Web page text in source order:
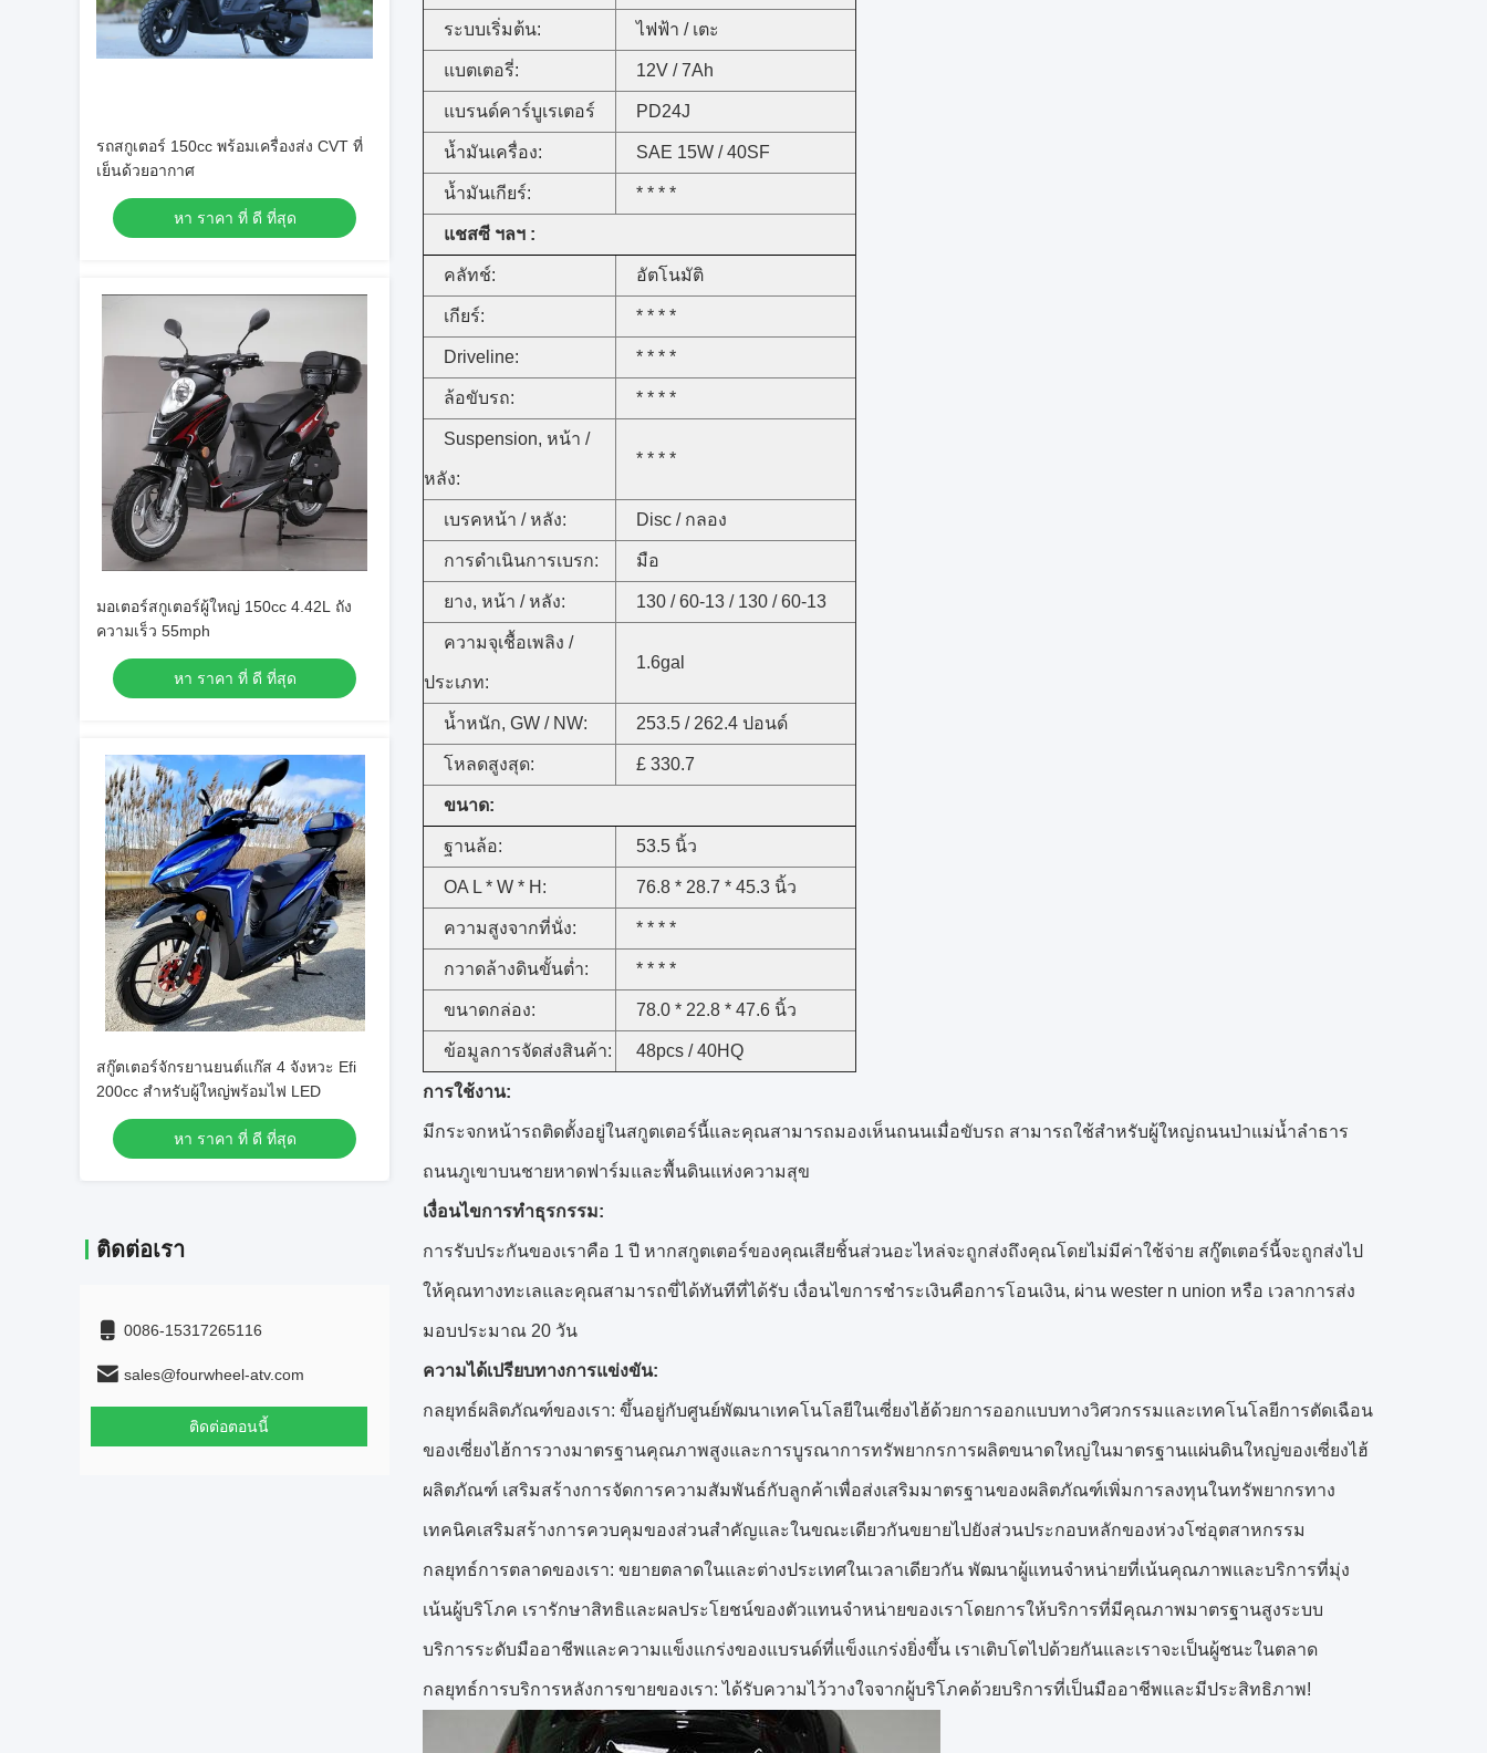
รถสกูเตอร์ 150cc พร้อมเครื่องส่ง CVT ที่
เย็นด้วยอากาศ
หา ราคา ที่ ดี ที่สุด
มอเตอร์สกูเตอร์ผู้ใหญ่ 150cc 4.42L ถัง
ความเร็ว 55mph
หา ราคา ที่ ดี ที่สุด
สกู๊ตเตอร์จักรยานยนต์แก๊ส 4 จังหวะ Efi
200cc สำหรับผู้ใหญ่พร้อมไฟ LED
หา ราคา ที่ ดี ที่สุด
ติดต่อเรา
0086-15317265116
sales@fourwheel-atv.com
ติดต่อตอนนี้
ระบบเริ่มต้น: ไฟฟ้า / เตะ
แบตเตอรี่: 12V / 7Ah
แบรนด์คาร์บูเรเตอร์ PD24J
น้ำมันเครื่อง: SAE 15W / 40SF
น้ำมันเกียร์: * * * *
แชสซี ฯลฯ :
คลัทช์: อัตโนมัติ
เกียร์: * * * *
Driveline: * * * *
ล้อขับรถ: * * * *
Suspension, หน้า /
หลัง:
* * * *
เบรคหน้า / หลัง: Disc / กลอง
การดำเนินการเบรก: มือ
ยาง, หน้า / หลัง: 130 / 60-13 / 130 / 60-13
ความจุเชื้อเพลิง /
ประเภท:
1.6gal
น้ำหนัก, GW / NW: 253.5 / 262.4 ปอนด์
โหลดสูงสุด: £ 330.7
ขนาด:
ฐานล้อ: 53.5 นิ้ว
OA L * W * H: 76.8 * 28.7 * 45.3 นิ้ว
ความสูงจากที่นั่ง: * * * *
กวาดล้างดินขั้นต่ำ: * * * *
ขนาดกล่อง: 78.0 * 22.8 * 47.6 นิ้ว
ข้อมูลการจัดส่งสินค้า: 48pcs / 40HQ
การใช้งาน:
มีกระจกหน้ารถติดตั้งอยู่ในสกูตเตอร์นี้และคุณสามารถมองเห็นถนนเมื่อขับรถ สามารถใช้สำหรับผู้ใหญ่ถนนป่าแม่น้ำลำธาร
ถนนภูเขาบนชายหาดฟาร์มและพื้นดินแห่งความสุข
เงื่อนไขการทำธุรกรรม:
การรับประกันของเราคือ 1 ปี หากสกูตเตอร์ของคุณเสียชิ้นส่วนอะไหล่จะถูกส่งถึงคุณโดยไม่มีค่าใช้จ่าย สกู๊ตเตอร์นี้จะถูกส่งไป
ให้คุณทางทะเลและคุณสามารถขี่ได้ทันทีที่ได้รับ เงื่อนไขการชำระเงินคือการโอนเงิน, ผ่าน wester n union หรือ เวลาการส่ง
มอบประมาณ 20 วัน
ความได้เปรียบทางการแข่งขัน:
กลยุทธ์ผลิตภัณฑ์ของเรา: ขึ้นอยู่กับศูนย์พัฒนาเทคโนโลยีในเซี่ยงไฮ้ด้วยการออกแบบทางวิศวกรรมและเทคโนโลยีการตัดเฉือน
ของเซี่ยงไฮ้การวางมาตรฐานคุณภาพสูงและการบูรณาการทรัพยากรการผลิตขนาดใหญ่ในมาตรฐานแผ่นดินใหญ่ของเซี่ยงไฮ้
ผลิตภัณฑ์ เสริมสร้างการจัดการความสัมพันธ์กับลูกค้าเพื่อส่งเสริมมาตรฐานของผลิตภัณฑ์เพิ่มการลงทุนในทรัพยากรทาง
เทคนิคเสริมสร้างการควบคุมของส่วนสำคัญและในขณะเดียวกันขยายไปยังส่วนประกอบหลักของห่วงโซ่อุตสาหกรรม
กลยุทธ์การตลาดของเรา: ขยายตลาดในและต่างประเทศในเวลาเดียวกัน พัฒนาผู้แทนจำหน่ายที่เน้นคุณภาพและบริการที่มุ่ง
เน้นผู้บริโภค เรารักษาสิทธิและผลประโยชน์ของตัวแทนจำหน่ายของเราโดยการให้บริการที่มีคุณภาพมาตรฐานสูงระบบ
บริการระดับมืออาชีพและความแข็งแกร่งของแบรนด์ที่แข็งแกร่งยิ่งขึ้น เราเติบโตไปด้วยกันและเราจะเป็นผู้ชนะในตลาด
กลยุทธ์การบริการหลังการขายของเรา: ได้รับความไว้วางใจจากผู้บริโภคด้วยบริการที่เป็นมืออาชีพและมีประสิทธิภาพ!